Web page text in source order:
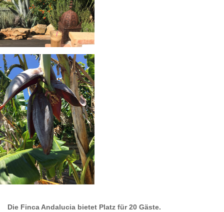
Die Finca Andalucia bietet Platz für 20 Gäste.